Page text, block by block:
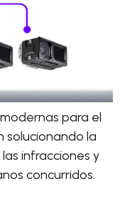
para el
solucionando la
infracciones y
concurridos.